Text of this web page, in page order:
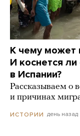
К чему может
И коснется
в Испании?
Рассказываем о
и причинах
ИСТОРИИ день назад